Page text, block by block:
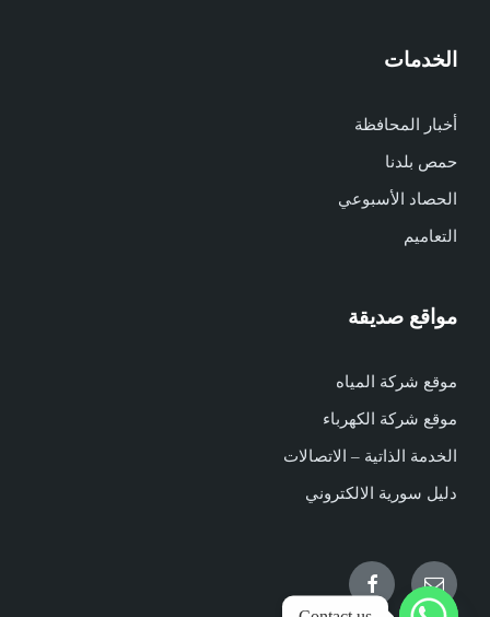
الخدمات
أخبار المحافظة
حمص بلدنا
الحصاد الأسبوعي
التعاميم
مواقع صديقة
موقع شركة المياه
موقع شركة الكهرباء
الخدمة الذاتية – الاتصالات
دليل سورية الالكتروني
Email
Facebook